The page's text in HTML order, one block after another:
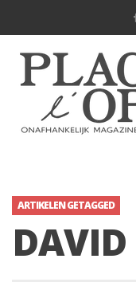
ARTIKELEN GETAGGED
DAVID